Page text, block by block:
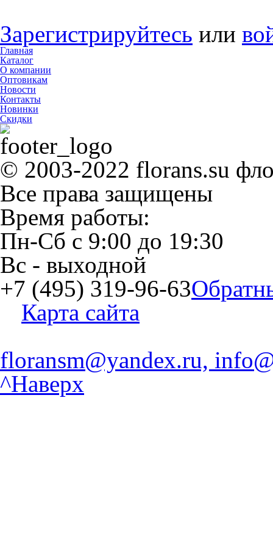
Зарегистрируйтесь или
Главная
Каталог
О компании
Оптовикам
Новости
Контакты
Новинки
Скидки
© 2003-2022 florans.su
Все права защищены
Время работы:
Пн-Сб с 9:00 до 19:30
Вс - выходной
+7 (495) 319-96-63
Карта сайта
floransm@yandex.ru,
^Наверх